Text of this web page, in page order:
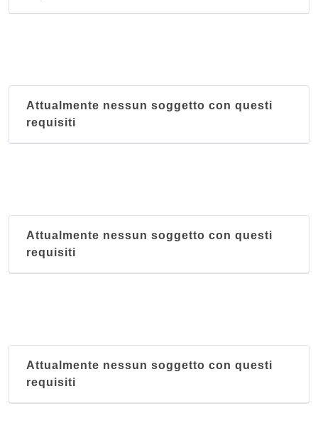
Attualmente nessun soggetto con questi
requisiti
Attualmente nessun soggetto con questi
requisiti
Attualmente nessun soggetto con questi
requisiti